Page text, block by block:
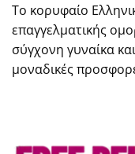
Το κορυφαίο
επαγγελματικής
σύγχονη γυναίκα
μοναδικές